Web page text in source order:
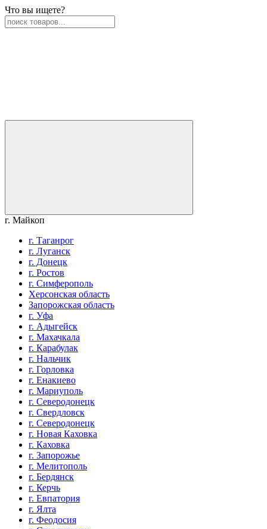
Что вы ищете?
г. Майкоп
г. Таганрог
г. Луганск
г. Донецк
г. Ростов
г. Симферополь
Херсонская область
Запорожская область
г. Уфа
г. Адыгейск
г. Махачкала
г. Карабулак
г. Нальчик
г. Горловка
г. Енакиево
г. Мариуполь
г. Северодонецк
г. Свердловск
г. Северодонецк
г. Новая Каховка
г. Каховка
г. Запорожье
г. Мелитополь
г. Бердянск
г. Керчь
г. Евпатория
г. Ялта
г. Феодосия